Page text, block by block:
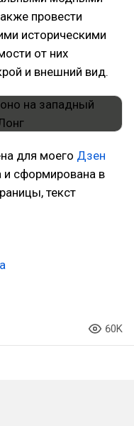
провести
историческими
от них
и внешний вид.
для моего Дзен
сформирована в
текст
60K